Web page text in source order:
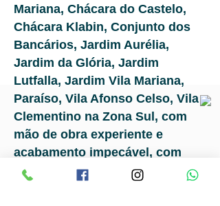
Mariana, Chácara do Castelo,
Chácara Klabin, Conjunto dos
Bancários, Jardim Aurélia,
Jardim da Glória, Jardim
Lutfalla, Jardim Vila Mariana,
Paraíso, Vila Afonso Celso, Vila
Clementino na Zona Sul, com
mão de obra experiente e
acabamento impecável, com
garantia e satisfação aprovada